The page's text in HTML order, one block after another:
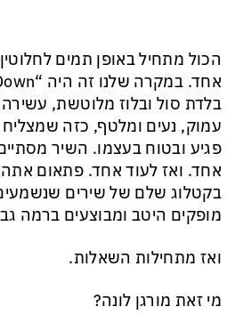
הכול מתחיל באופן תמים
בלדת סול ובלוז מלוטשת,
עמוק, נעים ומלטף, כזה שמצליח
פגיע ובטוח בעצמו. השיר
אחד. ואז לעוד אחד. פתאום
בקטלוג שלם של שירים
מופקים היטב ומבוצעים ברמה
ואז מתחילות השאלות.
מי זאת מורגן לונה?